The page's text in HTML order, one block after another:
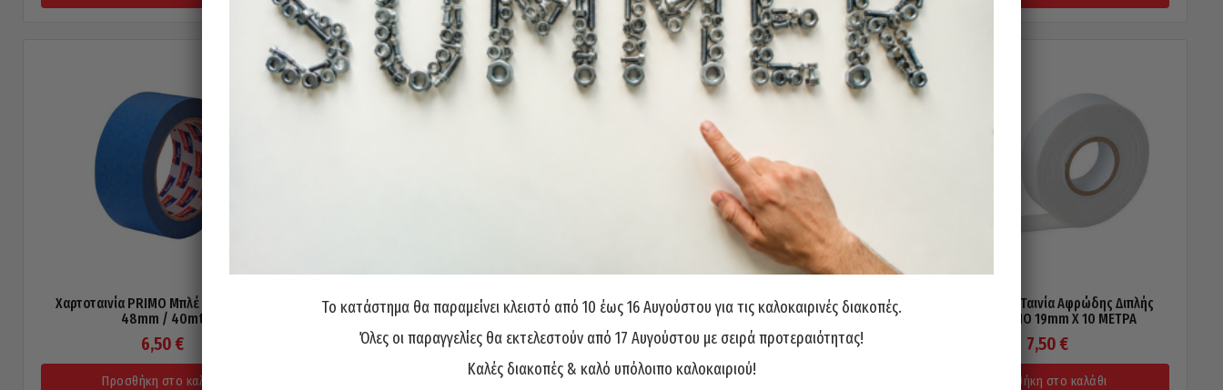
Χαρτοταινία PRIMO Μπλέ UV Masking
48mm / 40mt
6,50 €
Προσθήκη στο καλάθι
Mονωτική Ταινία PRIMO Μαύρη 17mm/20
YRDS
1,00€
Προσθήκη στο καλάθι
Αντιολισθητική Ταινία Αυτοκόλλητη
PRIMO 24mm X 5 Μέτρα
7,00€
Προσθήκη στο καλάθι
Αυτοκόλλητη Ταινία Αφρώδης Διπλής
Όψης PRIMO 19mm X 10 ΜΕΤΡΑ
7,50 €
Προσθήκη στο καλάθι
Το κατάστημα θα παραμείνει κλειστό από 10 έως 16 Αυγούστου για τις καλοκαιρινές διακοπές.
Όλες οι παραγγελίες θα εκτελεστούν από 17 Αυγούστου με σειρά προτεραιότητας!
Καλές διακοπές & καλό υπόλοιπο καλοκαιριού!